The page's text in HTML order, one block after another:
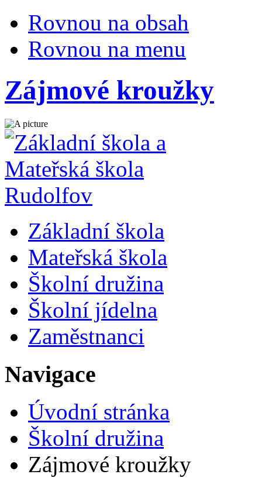
Rovnou na obsah
Rovnou na menu
Zájmové kroužky
Základní škola
Mateřská škola
Školní družina
Školní jídelna
Zaměstnanci
Navigace
Úvodní stránka
Školní družina
Zájmové kroužky